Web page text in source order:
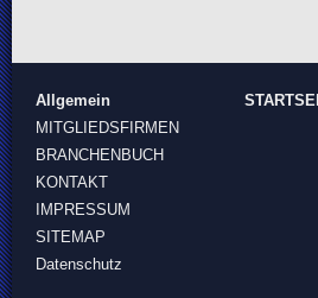
Allgemein
MITGLIEDSFIRMEN
BRANCHENBUCH
KONTAKT
IMPRESSUM
SITEMAP
Datenschutz